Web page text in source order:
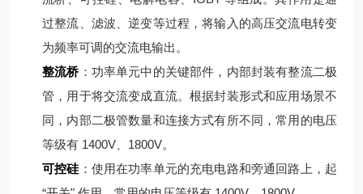
过整流、滤波、逆变等过程，将输入的高压交流电转变
为频率可调的交流电输出。
整流桥：功率单元中的关键部件，内部封装有整流二极
管，用于将交流变成直流。根据封装形式和应用场景不
同，内部二极管数量和连接方式有所不同，常用的电压
等级有 1400V、1800V。
可控硅 ：使用在功率单元的充电电路和旁通回路上，起